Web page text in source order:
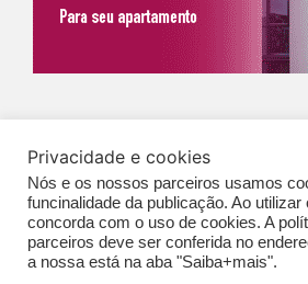
Expediente|Contato|Newsletter
GERAIS DE PUBLICAÇÃO
Privacidade e cookies
Nós e os nossos parceiros usamos
funcinalidade da publicação. Ao
concorda com o uso de cookies. A
parceiros deve ser conferida no
a nossa está na aba "Saiba+mais".